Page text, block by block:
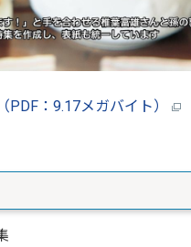
：9.17メガバイト）